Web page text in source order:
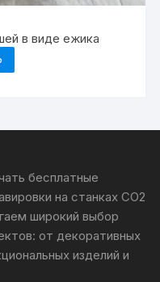
в виде ежика
бесплатные
на станках CO2
широкий выбор
от декоративных
изделий и